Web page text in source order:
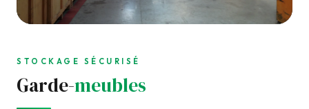
STOCKAGE SÉCURISÉ
Garde-meubles